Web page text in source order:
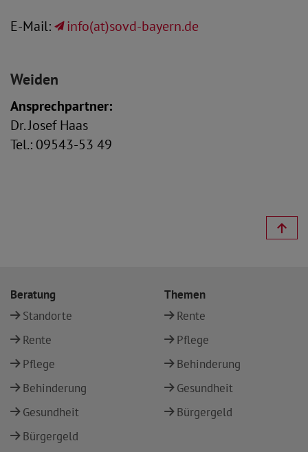
E-Mail: info(at)sovd-bayern.de
Weiden
Ansprechpartner:
Dr. Josef Haas
Tel.: 09543-53 49
Beratung
Standorte
Rente
Pflege
Behinderung
Gesundheit
Bürgergeld
Themen
Rente
Pflege
Behinderung
Gesundheit
Bürgergeld